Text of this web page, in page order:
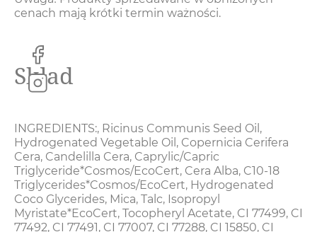
cenach mają krótki termin ważności.
Skład
INGREDIENTS:, Ricinus Communis Seed Oil ,
Hydrogenated Vegetable Oil , Copernicia Cerifera
Cera, Candelilla Cera, Caprylic/Capric
Triglyceride*Cosmos/EcoCert, Cera Alba, C10-18
Triglycerides*Cosmos/EcoCert, Hydrogenated
Coco Glycerides, Mica, Talc, Isopropyl
Myristate*EcoCert, Tocopheryl Acetate, CI 77499, CI
77492, CI 77491, CI 77007, CI 77288, CI 15850, CI